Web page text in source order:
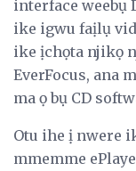
interface weebụ
ike igwu faịlụ
ike ịchọta njikọ
EverFocus, ana
ma ọ bụ CD
Otu ihe ị nwere
mmemme